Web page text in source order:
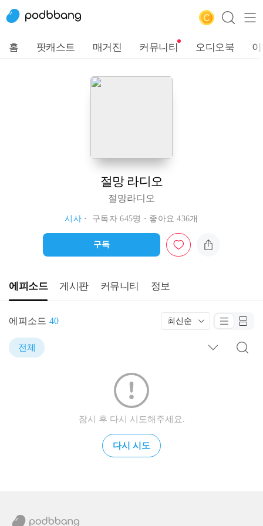
홈 팟캐스트 매거진 커뮤니티 오디오북
절망 라디오
절망라디오
시사 구독자 645명 좋아요 436개
구독
에피소드 게시판 커뮤니티 정보
에피소드 40 최신순
전체
잠시 후 다시 시도해주세요.
다시 시도